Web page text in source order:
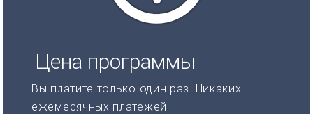
Цена программы
Вы платите только один раз. Никаких
ежемесячных платежей!